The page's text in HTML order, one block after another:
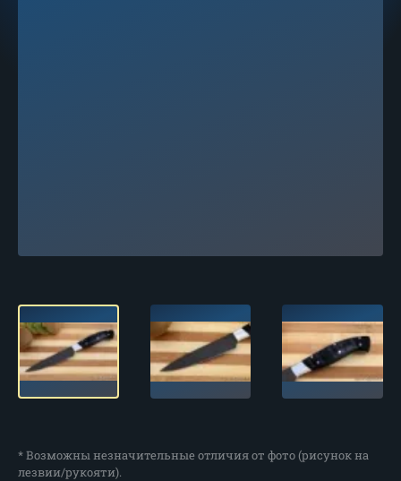
* Возможны незначительные отличия от фото (рисунок на
лезвии/рукояти).